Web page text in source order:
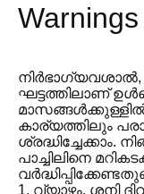
നിർഭാഗ്യവശാൽ,
ഘട്ടത്തിലാണ്
കാര്യത്തിലും
ശ്രദ്ധിച്ചേക്കാം.
പാച്ചിലിനെ
1. വ്യാഴം, ശനി